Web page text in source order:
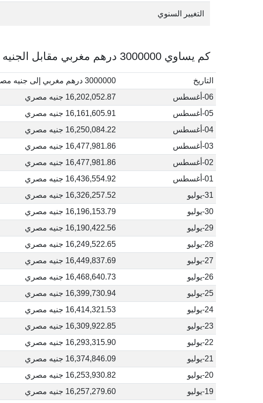
التغيير السنوي
كم يساوي 3000000 درهم مغربي مقابل الجنيه المصري في أغسطس, 2026
التاريخ
3000000 درهم مغربي إلى جنيه مصري
06-أغسطس
16,202,052.87 جنيه مصري
05-أغسطس
16,161,605.91 جنيه مصري
04-أغسطس
16,250,084.22 جنيه مصري
03-أغسطس
16,477,981.86 جنيه مصري
02-أغسطس
16,477,981.86 جنيه مصري
01-أغسطس
16,436,554.92 جنيه مصري
31-يوليو
16,326,257.52 جنيه مصري
30-يوليو
16,196,153.79 جنيه مصري
29-يوليو
16,190,422.56 جنيه مصري
28-يوليو
16,249,522.65 جنيه مصري
27-يوليو
16,449,837.69 جنيه مصري
26-يوليو
16,468,640.73 جنيه مصري
25-يوليو
16,399,730.94 جنيه مصري
24-يوليو
16,414,321.53 جنيه مصري
23-يوليو
16,309,922.85 جنيه مصري
22-يوليو
16,293,315.90 جنيه مصري
21-يوليو
16,374,846.09 جنيه مصري
20-يوليو
16,253,930.82 جنيه مصري
19-يوليو
16,257,279.60 جنيه مصري